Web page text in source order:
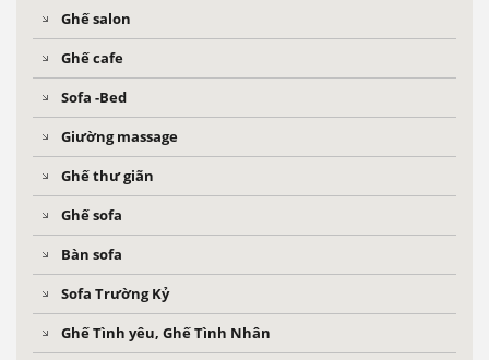
Ghế salon
Ghế cafe
Sofa -Bed
Giường massage
Ghế thư giãn
Ghế sofa
Bàn sofa
Sofa Trường Kỷ
Ghế Tình yêu, Ghế Tình Nhân